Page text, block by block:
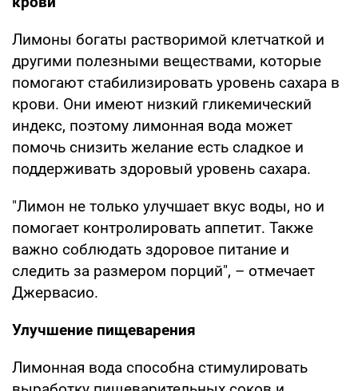
Лимоны богаты растворимой клетчаткой и
другими полезными веществами, которые
помогают стабилизировать уровень сахара в
крови. Они имеют низкий гликемический
индекс, поэтому лимонная вода может
помочь снизить желание есть сладкое и
поддерживать здоровый уровень сахара.
"Лимон не только улучшает вкус воды, но и
помогает контролировать аппетит. Также
важно соблюдать здоровое питание и
следить за размером порций", – отмечает
Джервасио.
Улучшение пищеварения
Лимонная вода способна стимулировать